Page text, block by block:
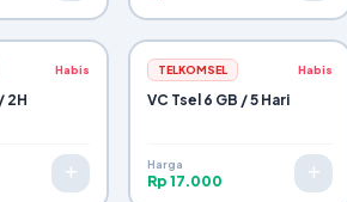
Habis
2H
TELKOMSEL Habis
VC Tsel 6 GB / 5 Hari
Harga
Rp 17.000